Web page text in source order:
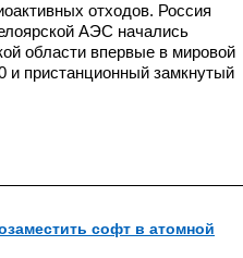
отходов. Россия
АЭС начались
области впервые в мировой
и пристанционный замкнутый
софт в атомной